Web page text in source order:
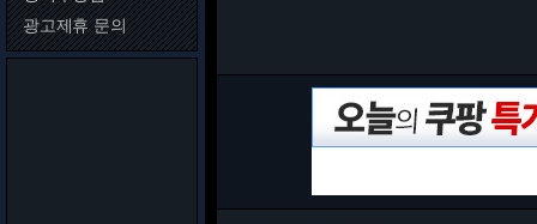
광고제휴 문의